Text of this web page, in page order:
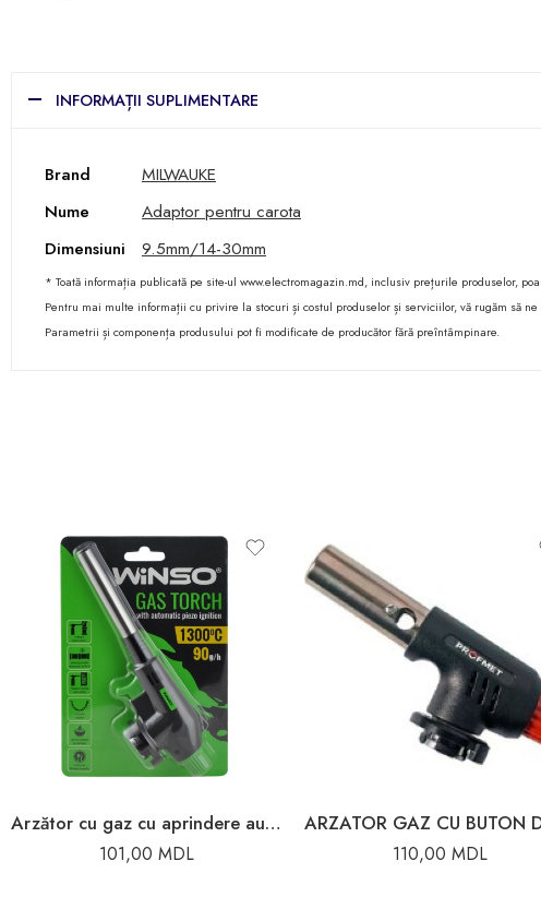
INFORMAȚII SUPLIMENTARE
Brand
MILWAUKE
Nume
Adaptor pentru carota
Dimensiuni
9.5mm/14-30mm
* Toată informația publicată pe site-ul www.electromagazin.md, inclusiv prețurile produselor,
Pentru mai multe informații cu privire la stocuri și costul produselor și serviciilor, vă rugăm să
Parametrii și componența produsului pot fi modificate de producător fără preîntâmpinare.
Arzător cu gaz cu aprindere automată Winso
101,00 MDL 110,00 MDL